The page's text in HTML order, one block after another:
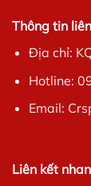
Thông tin
Địa chỉ:
Hotline:
Email:
Liên kết